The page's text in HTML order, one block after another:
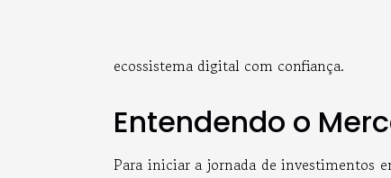
ecossistema digital com confiança.
Entendendo o
Para iniciar a jornada de investimentos